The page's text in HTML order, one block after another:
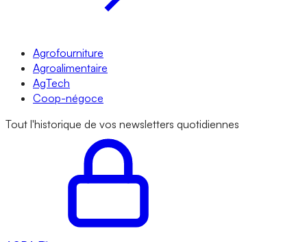
Agrofourniture
Agroalimentaire
AgTech
Coop-négoce
Tout l'historique de vos newsletters quotidiennes